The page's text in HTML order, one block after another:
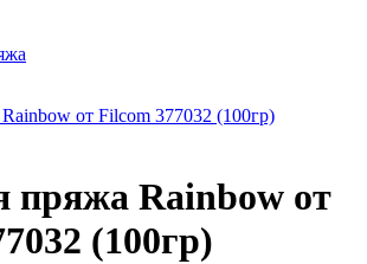
пряжа Rainbow от
(100гр)